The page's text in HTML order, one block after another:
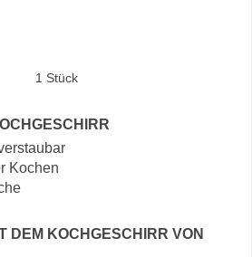
1 Stück
Kochen
DEM KOCHGESCHIRR VON